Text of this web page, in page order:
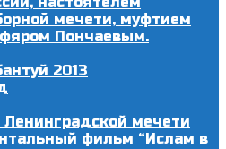
мечети, муфтием
Пончаевым.
2013
Ленинградской мечети
фильм “Ислам в